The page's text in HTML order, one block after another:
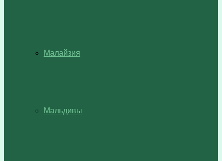
Малайзия
Мальдивы